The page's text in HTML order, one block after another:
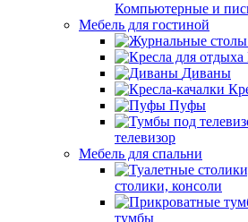
Компьютерные и
Мебель для гостиной
Диваны
Пуфы
телевизор
Мебель для спальни
столики, консоли
тумбы